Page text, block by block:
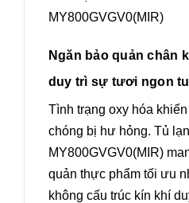
Ngăn bảo quản chân
duy trì sự tươi ngon
Tình trạng oxy hóa
chóng bị hư hỏng. Tủ
MY800GVGV0(MIR)
quản thực phẩm tối ưu
không cấu trúc kín khí